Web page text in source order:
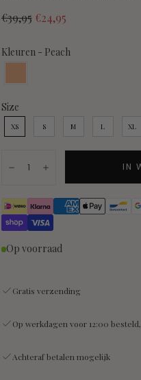
Normale
€39,95 Verkoopprijs
€24,95
Kleuren - PeachKleuren
SizeSize
XS S M L XL
AfnameToename IN
Op voorraad
Gratis verzending
Op werkdagen voor 12:00
Achteraf betalen mogelijk